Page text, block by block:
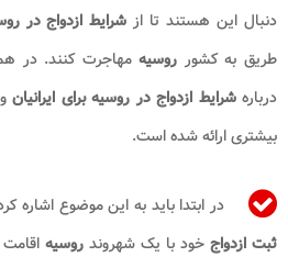
دنبال این هستند تا از شرایط ازدواج در
طریق به کشور روسیهمهاجرت کنند. در
دربارهشرایط ازدواج در روسیه برای ایرانیان
بیشتری ارائه شده است.
در ابتدا باید به این موضوع اشاره
ثبت ازدواج خود با یک شهروند روسیه